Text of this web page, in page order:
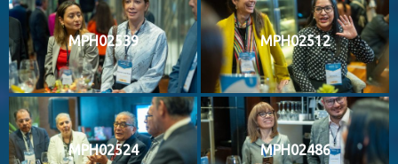
MPH02539 MPH02512
MPH02524 MPH02486